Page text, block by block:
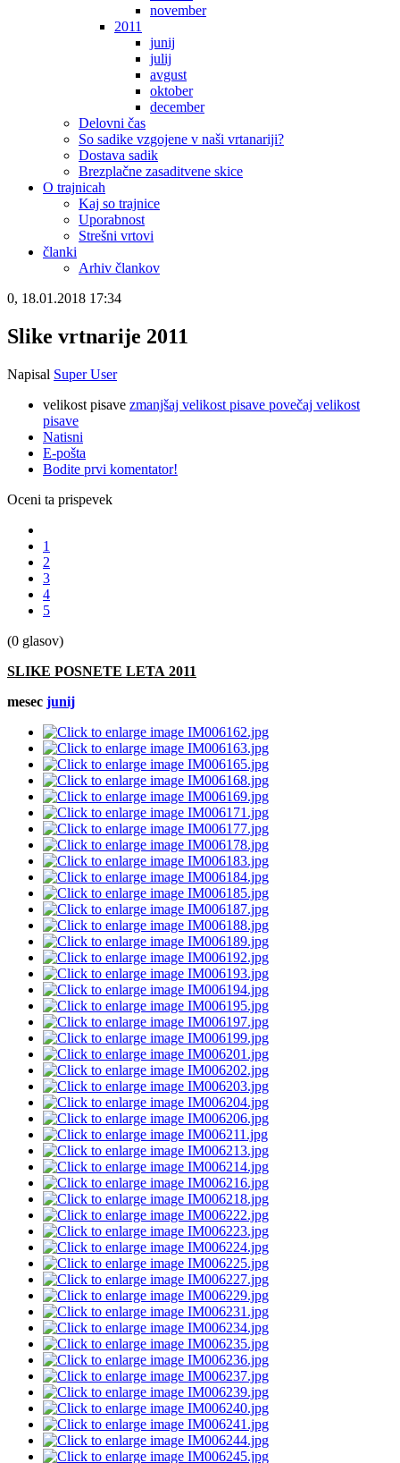
november
2011
junij
julij
avgust
oktober
december
Delovni čas
So sadike vzgojene v naši vrtanariji?
Dostava sadik
Brezplačne zasaditvene skice
O trajnicah
Kaj so trajnice
Uporabnost
Strešni vrtovi
članki
Arhiv člankov
0, 18.01.2018 17:34
Slike vrtnarije 2011
Napisal Super User
velikost pisave zmanjšaj velikost pisave povečaj velikost
pisave
Natisni
E-pošta
Bodite prvi komentator!
Oceni ta prispevek
1
2
3
4
5
(0 glasov)
SLIKE POSNETE LETA 2011
mesec junij